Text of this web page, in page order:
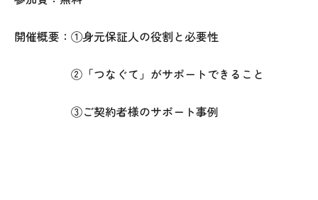
開催概要：①身元保証人の役割と必要性
②「つなぐて」がサポートできること
③ご契約者様のサポート事例